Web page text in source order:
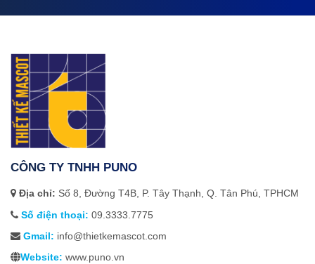
CÔNG TY TNHH PUNO
Địa chỉ: Số 8, Đường T4B, P. Tây Thạnh, Q. Tân Phú, TPHCM
Số điện thoại: 09.3333.7775
Gmail: info@thietkemascot.com
Website: www.puno.vn